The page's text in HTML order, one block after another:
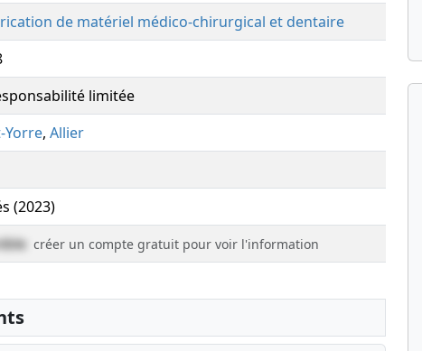
de matériel médico-chirurgical et dentaire
limitée
Yorre, Allier
(2023)
créer un compte gratuit pour voir l'information